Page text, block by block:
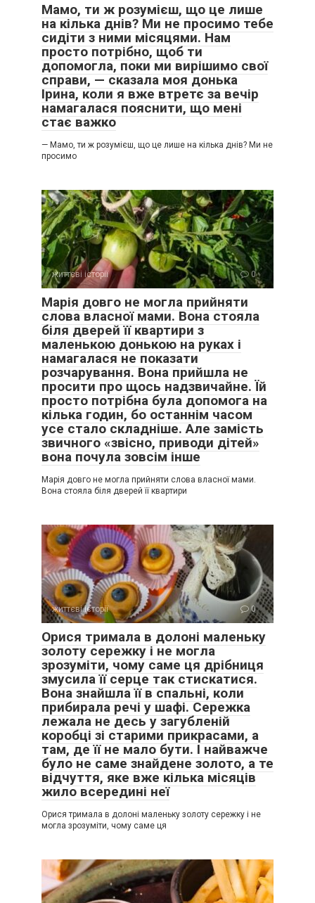
Мамо, ти ж розумієш, що це лише
на кілька днів? Ми не просимо тебе
сидіти з ними місяцями. Нам
просто потрібно, щоб ти
допомогла, поки ми вирішимо свої
справи, — сказала моя донька
Ірина, коли я вже втретє за вечір
намагалася пояснити, що мені
стає важко
— Мамо, ти ж розумієш, що це лише на кілька днів? Ми не
просимо
життєві історії 0
Марія довго не могла прийняти
слова власної мами. Вона стояла
біля дверей її квартири з
маленькою донькою на руках і
намагалася не показати
розчарування. Вона прийшла не
просити про щось надзвичайне. Їй
просто потрібна була допомога на
кілька годин, бо останнім часом
усе стало складніше. Але замість
звичного «звісно, приводи дітей»
вона почула зовсім інше
Марія довго не могла прийняти слова власної мами.
Вона стояла біля дверей її квартири
життєві історії 0
Орися тримала в долоні маленьку
золоту сережку і не могла
зрозуміти, чому саме ця дрібниця
змусила її серце так стискатися.
Вона знайшла її в спальні, коли
прибирала речі у шафі. Сережка
лежала не десь у загубленій
коробці зі старими прикрасами, а
там, де її не мало бути. І найважче
було не саме знайдене золото, а те
відчуття, яке вже кілька місяців
жило всередині неї
Орися тримала в долоні маленьку золоту сережку і не
могла зрозуміти, чому саме ця